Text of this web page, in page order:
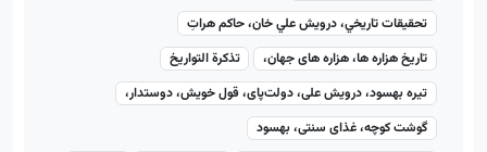
تحقيقات تاريخي، درويش علي خان، حاكم هراتِ
تاریخ هزاره ها، هزاره های جهان،
تذکرة التواریخ
تیره بهسود، درویش علی، دولت‌پای، قول خویش، دوستدار،
گوشت کوچه، غذای سنتی، بهسود